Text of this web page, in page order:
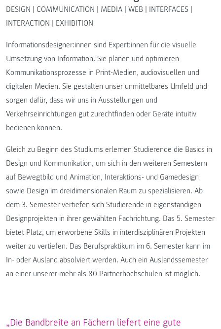
DESIGN | COMMUNICATION | MEDIA | WEB | INTERFACES |
INTERACTION | EXHIBITION
Informationsdesigner:innen sind Expert:innen für die visuelle
Umsetzung von Information. Sie planen und optimieren
Kommunikationsprozesse in Print-Medien, audiovisuellen und
digitalen Medien. Sie gestalten unser unmittelbares Umfeld und
sorgen dafür, dass wir uns in Ausstellungen und
Verkehrseinrichtungen gut zurechtfinden oder Geräte intuitiv
bedienen können.
Gleich zu Beginn des Studiums erlernen Studierende die Basics in
Design und Kommunikation, um sich in den weiteren Semestern
auf Bewegtbild und Animation, Interaktions- und Gamedesign
sowie Design im dreidimensionalen Raum zu spezialisieren. Ab
dem 3. Semester vertiefen sich Studierende in eigenständigen
Designprojekten in ihrer gewählten Fachrichtung. Das 5. Semester
bietet Platz, um erworbene Skills in interdisziplinären Projekten
weiter zu vertiefen. Das Berufspraktikum im 6. Semester kann im
In- oder Ausland absolviert werden. Auch ein Auslandssemester
an einer unserer mehr als 80 Partnerhochschulen ist möglich.
„Die Bandbreite an Fächern liefert eine gute